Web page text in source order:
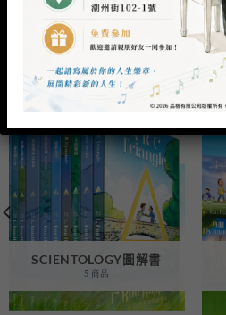
FEATURED
SCIENTOLOGY圖解書
5 商品